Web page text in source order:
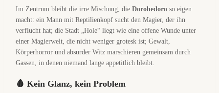
Im Zentrum bleibt die irre Mischung, die Dorohedoro so eigen
macht: ein Mann mit Reptilienkopf sucht den Magier, der ihn
verflucht hat; die Stadt „Hole“ liegt wie eine offene Wunde unter
einer Magierwelt, die nicht weniger grotesk ist; Gewalt,
Körperhorror und absurder Witz marschieren gemeinsam durch
Gassen, in denen niemand lange appetitlich bleibt.
🩸 Kein Glanz, kein Problem